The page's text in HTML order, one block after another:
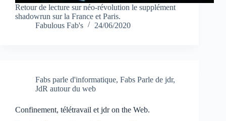
Retour de lecture sur néo-révolution le supplément
shadowrun sur la France et Paris.
Fabulous Fab's
24/06/2020
Fabs parle d'informatique, Fabs Parle de jdr,
JdR autour du web
Confinement, télétravail et jdr on the Web.